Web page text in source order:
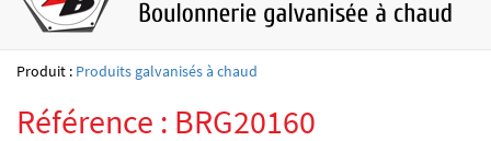
Produit : Produits galvanisés à chaud
Référence : BRG20160